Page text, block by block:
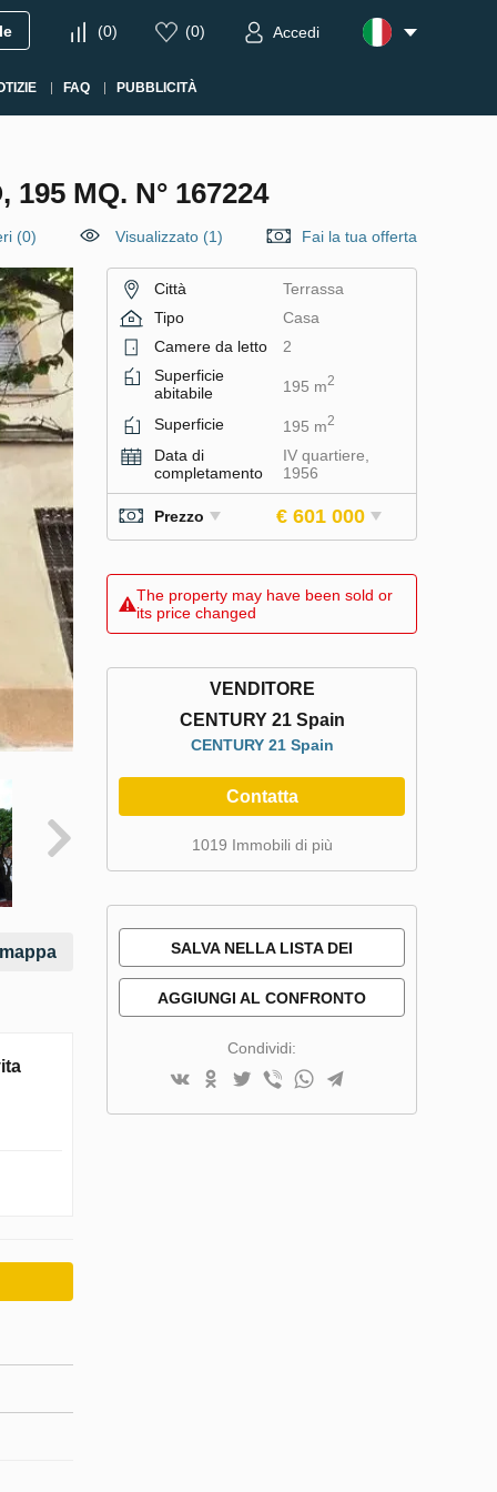
(0) (0) Accedi
FAQ PUBBLICITÀ
MQ. N° 167224
(0) Visualizzato (1) Fai la tua offerta
Città
Terrassa
Tipo
Casa
Camere da letto
2
Superficie
abitabile
195 m2
Superficie 195 m2
Data di
completamento
IV quartiere,
1956
Prezzo € 601 000
The property may have been sold or
its price changed
VENDITORE
CENTURY 21 Spain
CENTURY 21 Spain
Contatta
1019 Immobili di più
SALVA NELLA LISTA DEI
AGGIUNGI AL CONFRONTO
Condividi: